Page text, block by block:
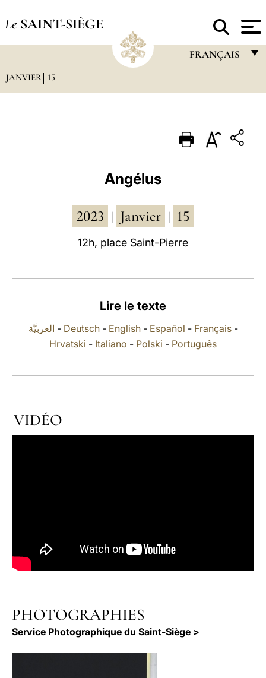
Le SAINT-SIÈGE
FRANÇAIS
PORTUGUÊS
POLSKI
JANVIER 15
Angélus
2023 Janvier 15
12h, place Saint-Pierre
Lire le texte
العربيَّة - Deutsch- English- Español - Français-
Hrvatski - Italiano - Polski - Português
VIDÉO
PHOTOGRAPHIES
Service Photographique du Saint-Siège >